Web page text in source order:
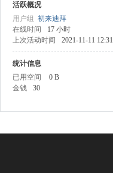
传
活跃概况
用户组 初来迪拜
在线时间
17 小时
上次活动时间
2021-11-11 12:31
统计信息
已用空间
0 B
金钱
30